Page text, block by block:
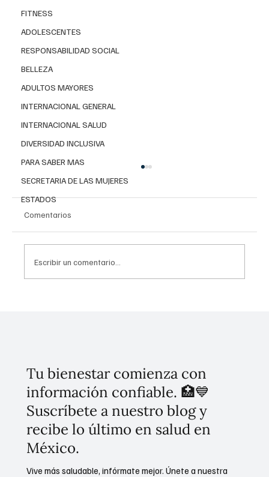
FITNESS
ADOLESCENTES
RESPONSABILIDAD SOCIAL
BELLEZA
ADULTOS MAYORES
INTERNACIONAL GENERAL
INTERNACIONAL SALUD
DIVERSIDAD INCLUSIVA
PARA SABER MAS
SECRETARIA DE LAS MUJERES
ESTADOS
Comentarios
Escribir un comentario...
Tu bienestar comienza con
información confiable. 🏥💙
Suscríbete a nuestro blog y
recibe lo último en salud en
México.
Vive más saludable, infórmate mejor. Únete a nuestra